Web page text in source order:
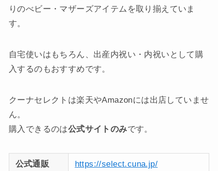
りのべビー・マザーズアイテムを取り揃えていま
す。
自宅使いはもちろん、出産内祝い・内祝いとして購
入するのもおすすめです。
クーナセレクトは楽天やAmazonには出店していませ
ん。
購入できるのは公式サイトのみです。
公式通販 https://select.cuna.jp/